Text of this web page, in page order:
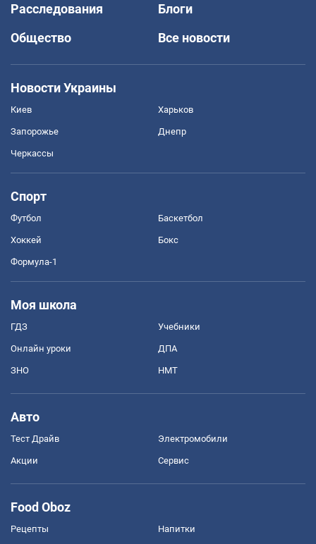
Расследования
Блоги
Общество
Все новости
Новости Украины
Киев Харьков
Запорожье Днепр
Черкассы
Спорт
Футбол Баскетбол
Хоккей Бокс
Формула-1
Моя школа
ГДЗ Учебники
Онлайн уроки ДПА
ЗНО НМТ
Авто
Тест Драйв Электромобили
Акции Сервис
Food Oboz
Рецепты Напитки